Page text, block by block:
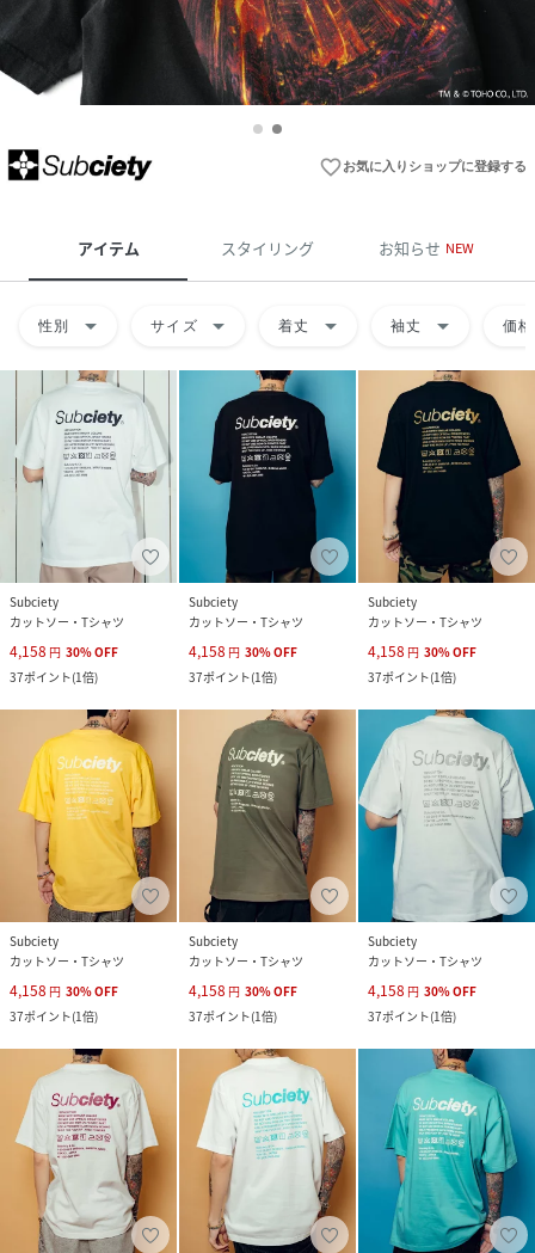
favorite_borderお気に入りショップに登録する
アイテム スタイリング お知らせ NEW
性別 arrow_drop_down サイズ arrow_drop_down 着丈 arrow_drop_down 袖丈 arrow_drop_down 価格
Subciety
カットソー・Tシャツ
4,158 円 30%OFF
37ポイント(1倍)
Subciety
カットソー・Tシャツ
4,158 円 30%OFF
37ポイント(1倍)
Subciety
カットソー・Tシャツ
4,158 円 30%OFF
37ポイント(1倍)
Subciety
カットソー・Tシャツ
4,158 円 30%OFF
37ポイント(1倍)
Subciety
カットソー・Tシャツ
4,158 円 30%OFF
37ポイント(1倍)
Subciety
カットソー・Tシャツ
4,158 円 30%OFF
37ポイント(1倍)